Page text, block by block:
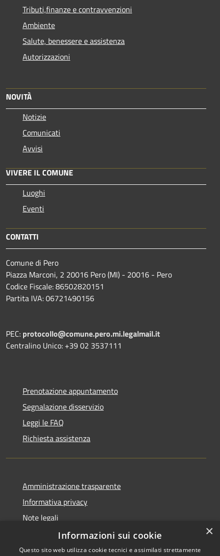
Tributi,finanze e contravvenzioni
Ambiente
Salute, benessere e assistenza
Autorizzazioni
NOVITÀ
Notizie
Comunicati
Avvisi
VIVERE IL COMUNE
Luoghi
Eventi
CONTATTI
Comune di Pero
Piazza Marconi, 2 20016 Pero (MI) - 20016 - Pero
Codice Fiscale: 86502820151
Partita IVA: 06721490156
PEC: protocollo@comune.pero.mi.legalmail.it
Centralino Unico: +39 02 3537111
Prenotazione appuntamento
Segnalazione disservizio
Leggi le FAQ
Richiesta assistenza
Amministrazione trasparente
Informativa privacy
Note legali
Dichiarazione di accessibilità
×
Informazioni sui cookie
Questo sito web utilizza cookie tecnici e assimilati strettamente